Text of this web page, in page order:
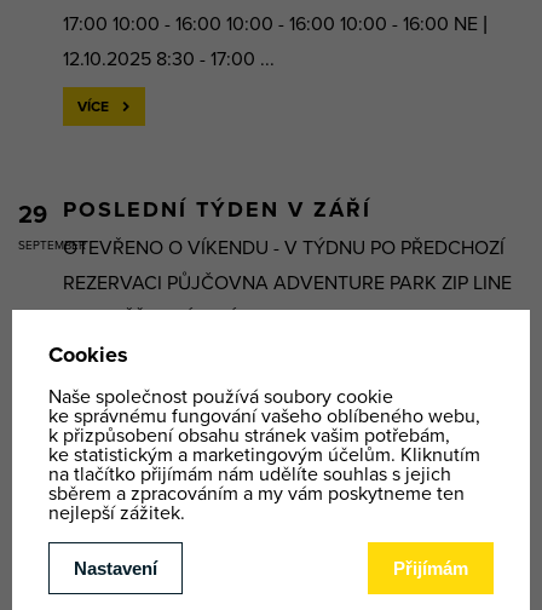
17:00 10:00 - 16:00 10:00 - 16:00 10:00 - 16:00 NE |
12.10.2025 8:30 - 17:00 ...
VÍCE
29
SEPTEMBER
POSLEDNÍ TÝDEN V ZÁŘÍ
OTEVŘENO O VÍKENDU - V TÝDNU PO PŘEDCHOZÍ
REZERVACI PŮJČOVNA ADVENTURE PARK ZIP LINE
předchozí rezervaci ZAVŘENO ZAVŘENO 10:00 -
16:00 po předchozí ...
VÍCE
SEPTEMBER
PODZIMNÍ PROVOZNÍ DOBA
Každý týden budete otevírací dobu aktualizovat dle